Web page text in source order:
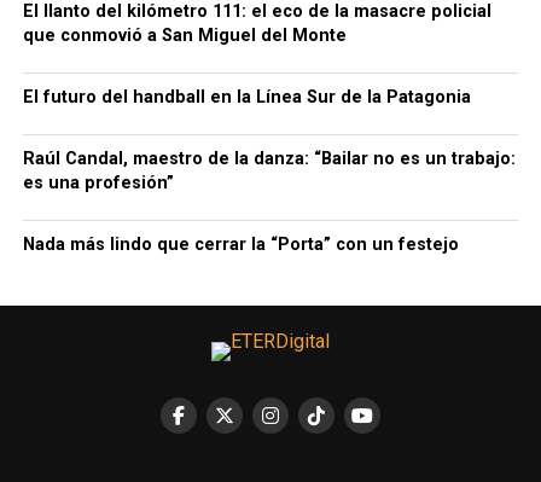
El llanto del kilómetro 111: el eco de la masacre policial
que conmovió a San Miguel del Monte
El futuro del handball en la Línea Sur de la Patagonia
Raúl Candal, maestro de la danza: “Bailar no es un trabajo:
es una profesión”
Nada más lindo que cerrar la “Porta” con un festejo